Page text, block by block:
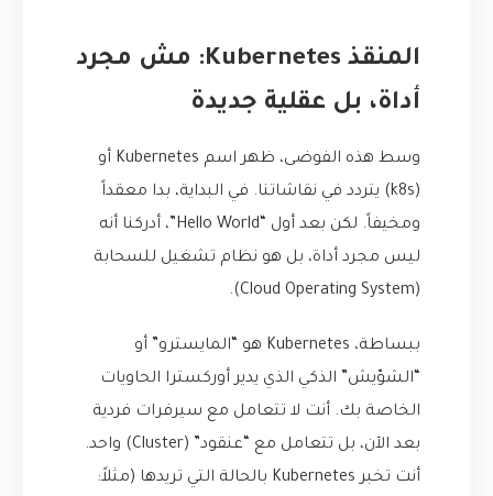
المنقذ Kubernetes: مش مجرد
أداة، بل عقلية جديدة
وسط هذه الفوضى، ظهر اسم Kubernetes أو
(k8s) يتردد في نقاشاتنا. في البداية، بدا معقداً
ومخيفاً. لكن بعد أول “Hello World”، أدركنا أنه
ليس مجرد أداة، بل هو نظام تشغيل للسحابة
(Cloud Operating System).
ببساطة، Kubernetes هو “المايسترو” أو
“الشوّيش” الذكي الذي يدير أوركسترا الحاويات
الخاصة بك. أنت لا تتعامل مع سيرفرات فردية
بعد الآن، بل تتعامل مع “عنقود” (Cluster) واحد.
أنت تخبر Kubernetes بالحالة التي تريدها (مثلاً: